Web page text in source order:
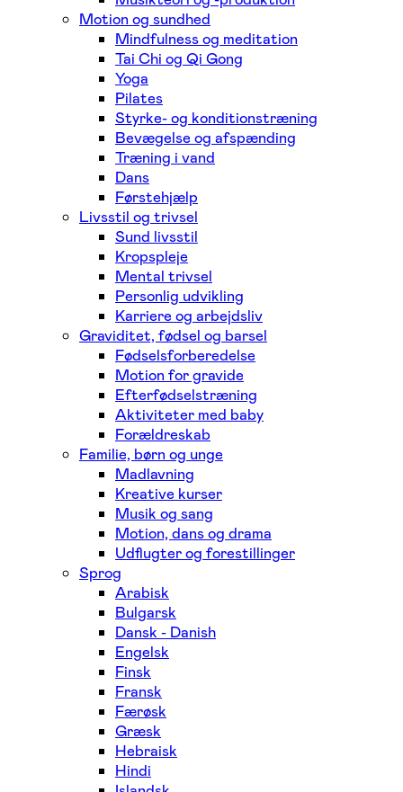
Motion og sundhed
Mindfulness og meditation
Tai Chi og Qi Gong
Yoga
Pilates
Styrke- og konditionstræning
Bevægelse og afspænding
Træning i vand
Dans
Førstehjælp
Livsstil og trivsel
Sund livsstil
Kropspleje
Mental trivsel
Personlig udvikling
Karriere og arbejdsliv
Graviditet, fødsel og barsel
Fødselsforberedelse
Motion for gravide
Efterfødselstræning
Aktiviteter med baby
Forældreskab
Familie, børn og unge
Madlavning
Kreative kurser
Musik og sang
Motion, dans og drama
Udflugter og forestillinger
Sprog
Arabisk
Bulgarsk
Dansk - Danish
Engelsk
Finsk
Fransk
Færøsk
Græsk
Hebraisk
Hindi